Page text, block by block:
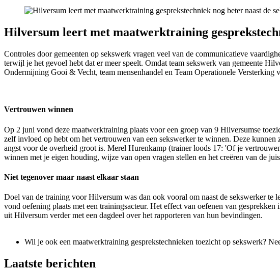
Hilversum leert met maatwerktraining
Controles door gemeenten op sekswerk vragen veel van de communicatieve
terwijl je het gevoel hebt dat er meer speelt. Omdat team sekswerk van gemeente
Ondermijning Gooi & Vecht, team mensenhandel en Team Operationele
Vertrouwen winnen
Op 2 juni vond deze maatwerktraining plaats voor een groep van 9 Hilversumse
zelf invloed op hebt om het vertrouwen van een sekswerker te winnen. Deze
angst voor de overheid groot is. Merel Hurenkamp (trainer loods 17: 'Of je
winnen met je eigen houding, wijze van open vragen stellen en het creëren van de
Niet tegenover maar naast elkaar staan
Doel van de training voor Hilversum was dan ook vooral om naast de sekswerker
vond oefening plaats met een trainingsacteur. Het effect van oefenen van
uit Hilversum verder met een dagdeel over het rapporteren van hun bevindingen.
Wil je ook een maatwerktraining gesprekstechnieken toezicht op sekswerk?
Laatste berichten